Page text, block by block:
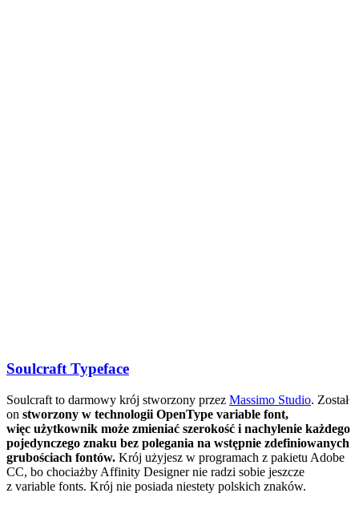
Soulcraft Typeface
Soulcraft to darmowy krój stworzony przez Massimo Studio. Został
on stworzony w technologii OpenType variable font,
więc użytkownik może zmieniać szerokość i nachylenie każdego
pojedynczego znaku bez polegania na wstępnie zdefiniowanych
grubościach fontów. Krój użyjesz w programach z pakietu Adobe
CC, bo chociażby Affinity Designer nie radzi sobie jeszcze
z variable fonts. Krój nie posiada niestety polskich znaków.